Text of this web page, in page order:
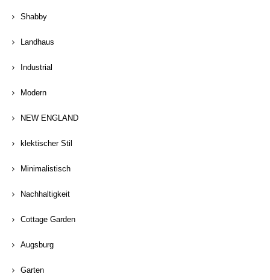
Shabby
Landhaus
Industrial
Modern
NEW ENGLAND
klektischer Stil
Minimalistisch
Nachhaltigkeit
Cottage Garden
Augsburg
Garten